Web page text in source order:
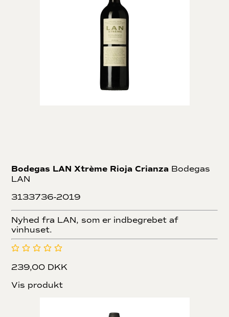
Bodegas LAN Xtrème Rioja Crianza Bodegas
LAN
3133736-2019
Nyhed fra LAN, som er indbegrebet af
vinhuset.
239,00 DKK
Vis produkt